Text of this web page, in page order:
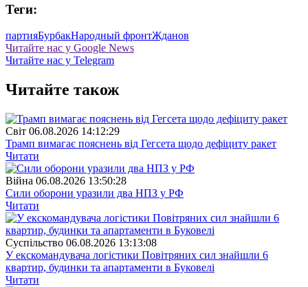
Теги:
партияБурбакНародный фронтЖданов
Читайте нас у Google News
Читайте нас у Telegram
Читайте також
Свiт 06.08.2026 14:12:29
Трамп вимагає пояснень від Гегсета щодо дефіциту ракет
Читати
Війна 06.08.2026 13:50:28
Сили оборони уразили два НПЗ у РФ
Читати
Суспiльство 06.08.2026 13:13:08
У екскомандувача логістики Повітряних сил знайшли 6
квартир, будинки та апартаменти в Буковелі
Читати